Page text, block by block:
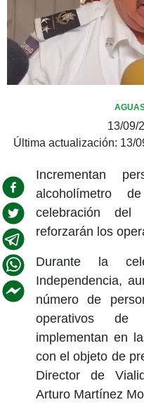
13/09/
Última actualización: 13/
Incrementan
alcoholímetro
celebración del
reforzarán los
Durante la
Independencia,
número de
operativos de
implementan en
con el objeto de
Director de
Arturo Martínez